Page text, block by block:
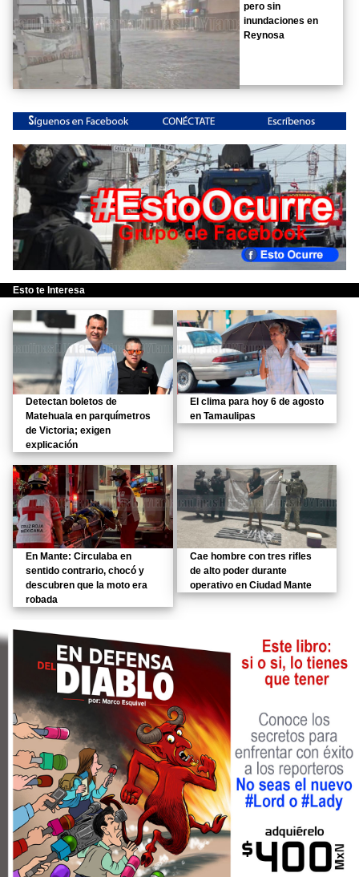
pero sin
inundaciones en
Reynosa
Esto te Interesa
Detectan boletos de
Matehuala en parquímetros
de Victoria; exigen
explicación
El clima para hoy 6 de agosto
en Tamaulipas
En Mante: Circulaba en
sentido contrario, chocó y
descubren que la moto era
robada
Cae hombre con tres rifles
de alto poder durante
operativo en Ciudad Mante